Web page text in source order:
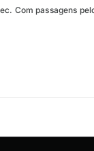
Com passagens